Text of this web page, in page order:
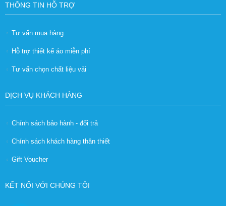
THÔNG TIN HỖ TRỢ
Tư vấn mua hàng
Hỗ trợ thiết kế áo miễn phí
Tư vấn chọn chất liệu vải
DỊCH VỤ KHÁCH HÀNG
Chính sách bảo hành - đổi trả
Chính sách khách hàng thân thiết
Gift Voucher
KẾT NỐI VỚI CHÚNG TÔI